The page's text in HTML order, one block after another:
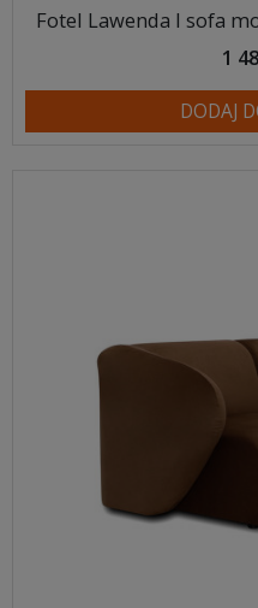
Fotel Lawenda I sofa
1
DODAJ